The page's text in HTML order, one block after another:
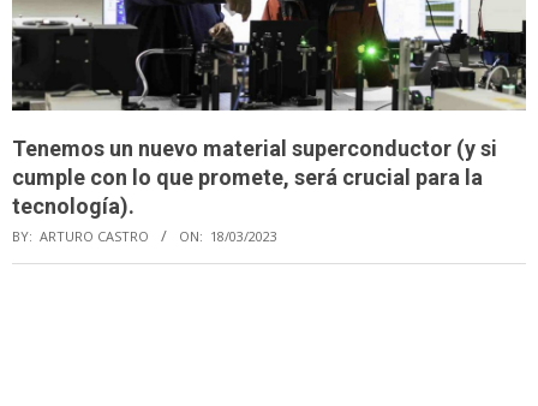
Tenemos un nuevo material superconductor (y si
cumple con lo que promete, será crucial para la
tecnología).
BY: ARTURO CASTRO ON: 18/03/2023